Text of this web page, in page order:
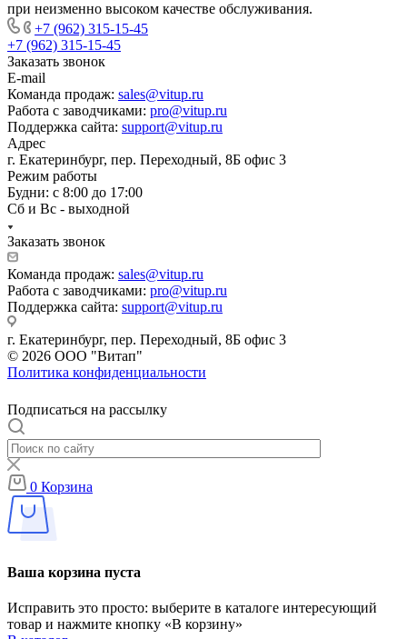
при неизменно высоком качестве обслуживания.
+7 (962) 315-15-45
+7 (962) 315-15-45
Заказать звонок
E-mail
Команда продаж: sales@vitup.ru
Работа с заводчиками: pro@vitup.ru
Поддержка сайта: support@vitup.ru
Адрес
г. Екатеринбург, пер. Переходный, 8Б офис 3
Режим работы
Будни: с 8:00 до 17:00
Сб и Вс - выходной
Заказать звонок
Команда продаж: sales@vitup.ru
Работа с заводчиками: pro@vitup.ru
Поддержка сайта: support@vitup.ru
г. Екатеринбург, пер. Переходный, 8Б офис 3
© 2026 ООО "Витап"
Политика конфиденциальности
Подписаться на рассылку
0 Корзина
Ваша корзина пуста
Исправить это просто: выберите в каталоге интересующий
товар и нажмите кнопку «В корзину»